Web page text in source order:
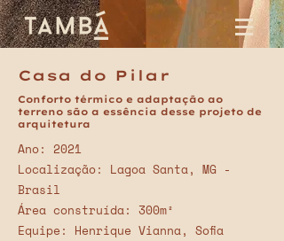
Casa do Pilar
Conforto térmico e adaptação ao
terreno são a essência desse projeto de
arquitetura
Ano: 2021
Localização: Lagoa Santa, MG -
Brasil
Área construída: 300m²
Equipe: Henrique Vianna, Sofia